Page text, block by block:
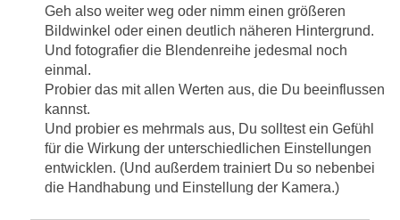
Geh also weiter weg oder nimm einen größeren
Bildwinkel oder einen deutlich näheren Hintergrund.
Und fotografier die Blendenreihe jedesmal noch
einmal.
Probier das mit allen Werten aus, die Du beeinflussen
kannst.
Und probier es mehrmals aus, Du solltest ein Gefühl
für die Wirkung der unterschiedlichen Einstellungen
entwicklen. (Und außerdem trainiert Du so nebenbei
die Handhabung und Einstellung der Kamera.)